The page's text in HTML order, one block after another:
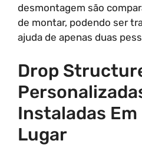
desmontagem são
de montar, podendo ser
ajuda de apenas duas
Drop
Instaladas
Lugar